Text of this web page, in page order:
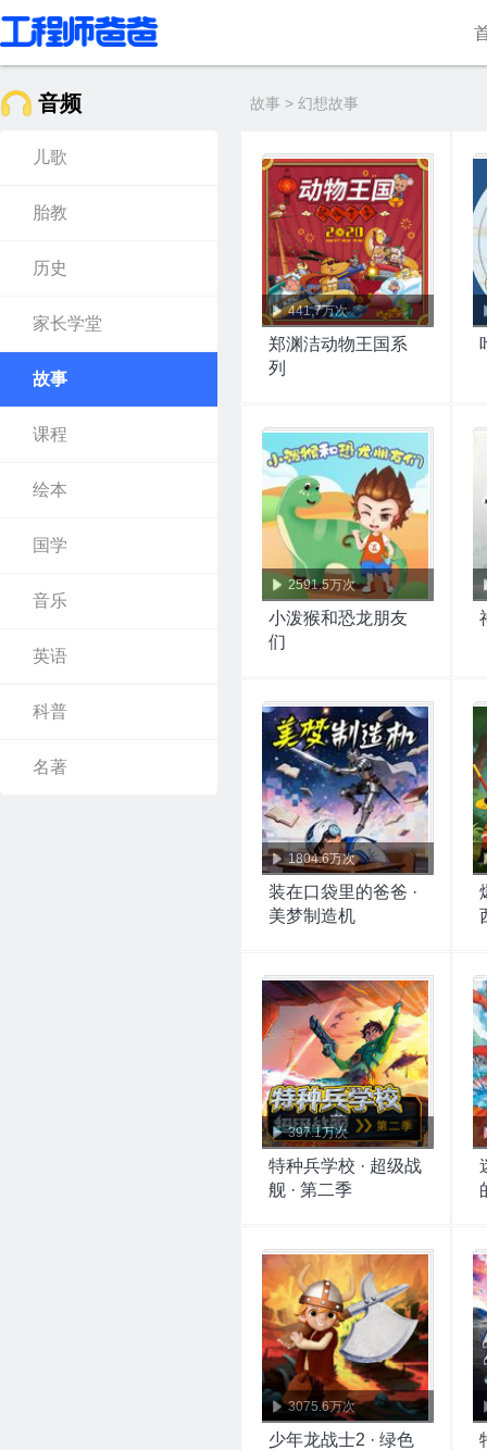
音频 故事 > 幻想故事
儿歌
胎教
历史
家长学堂
故事
课程
绘本
国学
音乐
英语
科普
名著
441.7万次
郑渊洁动物王国系
列
2591.5万次
小泼猴和恐龙朋友
们
1804.6万次
装在口袋里的爸爸 ·
美梦制造机
397.1万次
特种兵学校 · 超级战
舰 · 第二季
3075.6万次
少年龙战士2 · 绿色